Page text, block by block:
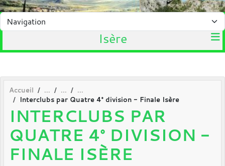
Isère
Accueil
Interclubs par Quatre 4° division - Finale Isère
INTERCLUBS PAR
QUATRE 4° DIVISION -
FINALE ISÈRE